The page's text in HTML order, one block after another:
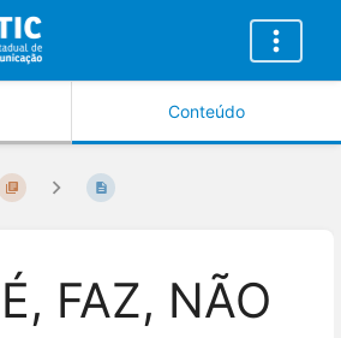
Conteúdo
FAZ, NÃO